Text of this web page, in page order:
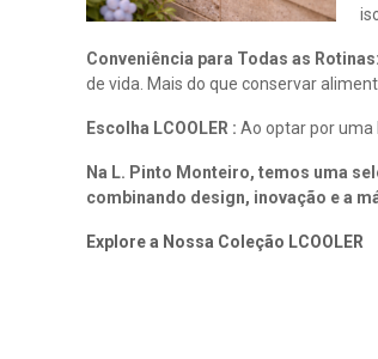
Conveniência para Todas as Rotinas:
de vida. Mais do que conservar
Escolha LCOOLER : Ao optar por uma
Na L. Pinto Monteiro, temos uma
combinando design, inovação e a
Explore a Nossa Coleção LCOOLER